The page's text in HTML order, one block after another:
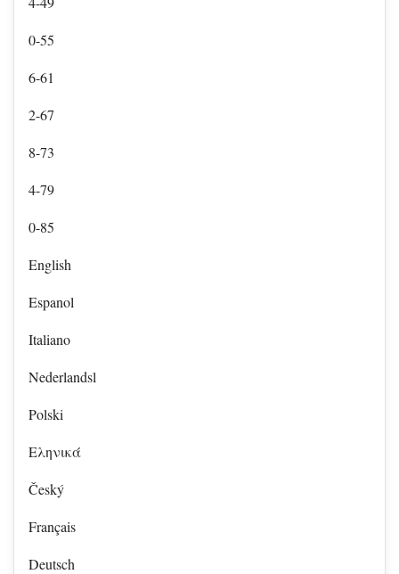
0-55
6-61
2-67
8-73
4-79
0-85
English
Espanol
Italiano
Nederlandsl
Polski
Eληνικά
Český
Français
Deutsch